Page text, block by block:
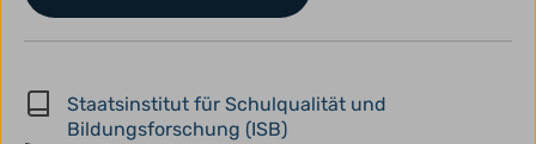
Staatsinstitut für Schulqualität und
Bildungsforschung (ISB)